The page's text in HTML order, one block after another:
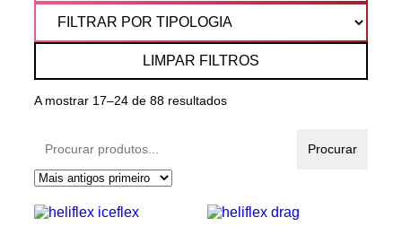
LIMPAR FILTROS
A mostrar 17–24 de 88 resultados
Procurar
produtos:
Procurar